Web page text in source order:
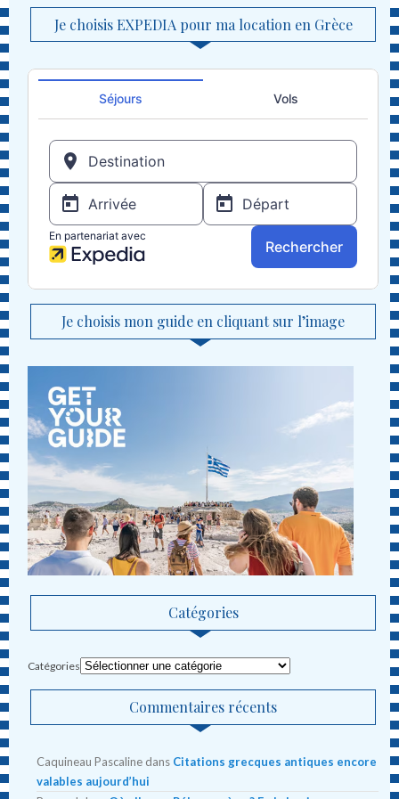
Je choisis EXPEDIA pour ma location en Grèce
Je choisis mon guide en cliquant sur l’image
Catégories
Catégories
Commentaires récents
Caquineau Pascaline dans Citations grecques antiques encore
valables aujourd’hui